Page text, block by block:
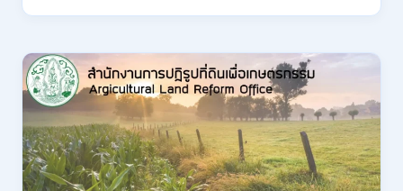
รับ
สอบ
เป็น
ข้าราชการ
56
อัตรา
หลาย
ตำแหน่ง
/